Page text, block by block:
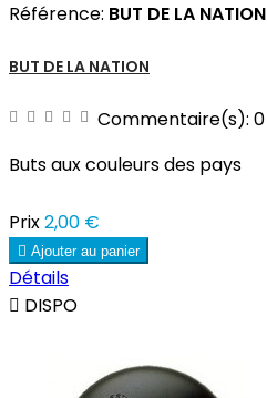
Référence: BUT DE LA NATION
BUT DE LA NATION
Commentaire(s): 0
Buts aux couleurs des pays
Prix2,00 €
 Ajouter au panier
Détails
 DISPO